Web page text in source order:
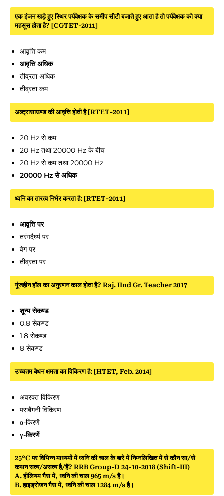
एक इंजन खड़े हुए स्थिर पर्यवेक्षक के समीप सीटी बजाते हुए आता है तो पर्यवेक्षक को क्या
महसूस होता है? [CGTET-2011]
आवृत्ति कम
आवृत्ति अधिक
तीव्रता अधिक
तीव्रता कम
अल्ट्रासाउण्ड की आवृत्ति होती है [RTET-2011]
20 Hz से कम
20 Hz तथा 20000 Hz के बीच
20 Hz से कम तथा 20000 Hz
20000 Hz से अधिक
ध्वनि का तारत्व निर्भर करता है: [RTET-2011]
आवृत्ति पर
तरंगदैर्घ्य पर
वेग पर
तीव्रता पर
गूंजहीन हॉल का अनुरणन काल होता है? Raj. IInd Gr. Teacher 2017
शून्य सेकण्ड
0.8 सेकण्ड
1.8 सेकण्ड
8 सेकण्ड
उच्चतम बेधन क्षमता का विकिरण है: [HTET, Feb. 2014]
अवरक्त विकिरण
पराबैंगनी विकिरण
α-किरणें
γ-किरणें
25°C पर विभिन्न माध्यमों में ध्वनि की चाल के बारे में निम्नलिखित में से कौन सा/से
कथन सत्य/असत्य है/हैं? RRB Group-D 24-10-2018 (Shift-III)
A. हीलियम गैस में, ध्वनि की चाल 965 m/s है।
B. हाइड्रोजन गैस में, ध्वनि की चाल 1284 m/s है।